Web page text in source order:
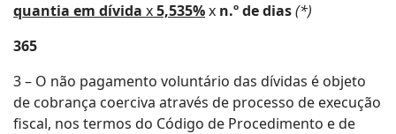
quantia em dívida x5,535%x n.º de dias(*)
365
3 – O não pagamento voluntário das dívidas é objeto
de cobrança coerciva através de processo de execução
fiscal, nos termos do Código de Procedimento e de